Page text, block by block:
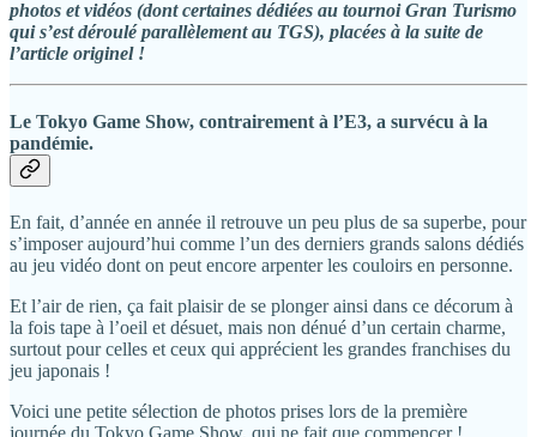
photos et vidéos (dont certaines dédiées au tournoi Gran Turismo
qui s’est déroulé parallèlement au TGS), placées à la suite de
l’article originel !
Le Tokyo Game Show, contrairement à l’E3, a survécu à la
pandémie.
En fait, d’année en année il retrouve un peu plus de sa superbe, pour
s’imposer aujourd’hui comme l’un des derniers grands salons dédiés
au jeu vidéo dont on peut encore arpenter les couloirs en personne.
Et l’air de rien, ça fait plaisir de se plonger ainsi dans ce décorum à
la fois tape à l’oeil et désuet, mais non dénué d’un certain charme,
surtout pour celles et ceux qui apprécient les grandes franchises du
jeu japonais !
Voici une petite sélection de photos prises lors de la première
journée du Tokyo Game Show, qui ne fait que commencer !